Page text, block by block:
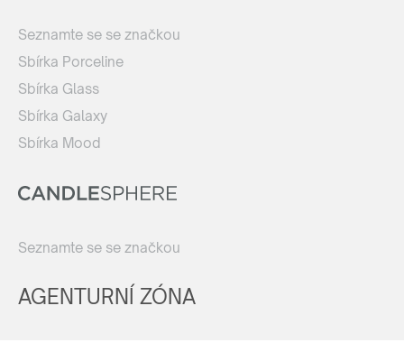
Seznamte se se značkou
Sbírka Porceline
Sbírka Glass
Sbírka Galaxy
Sbírka Mood
Seznamte se se značkou
AGENTURNÍ ZÓNA